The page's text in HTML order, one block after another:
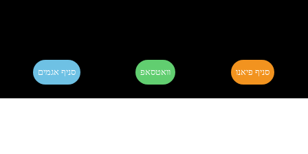
סניף פיאנו וואטסאפ סניף אגמים